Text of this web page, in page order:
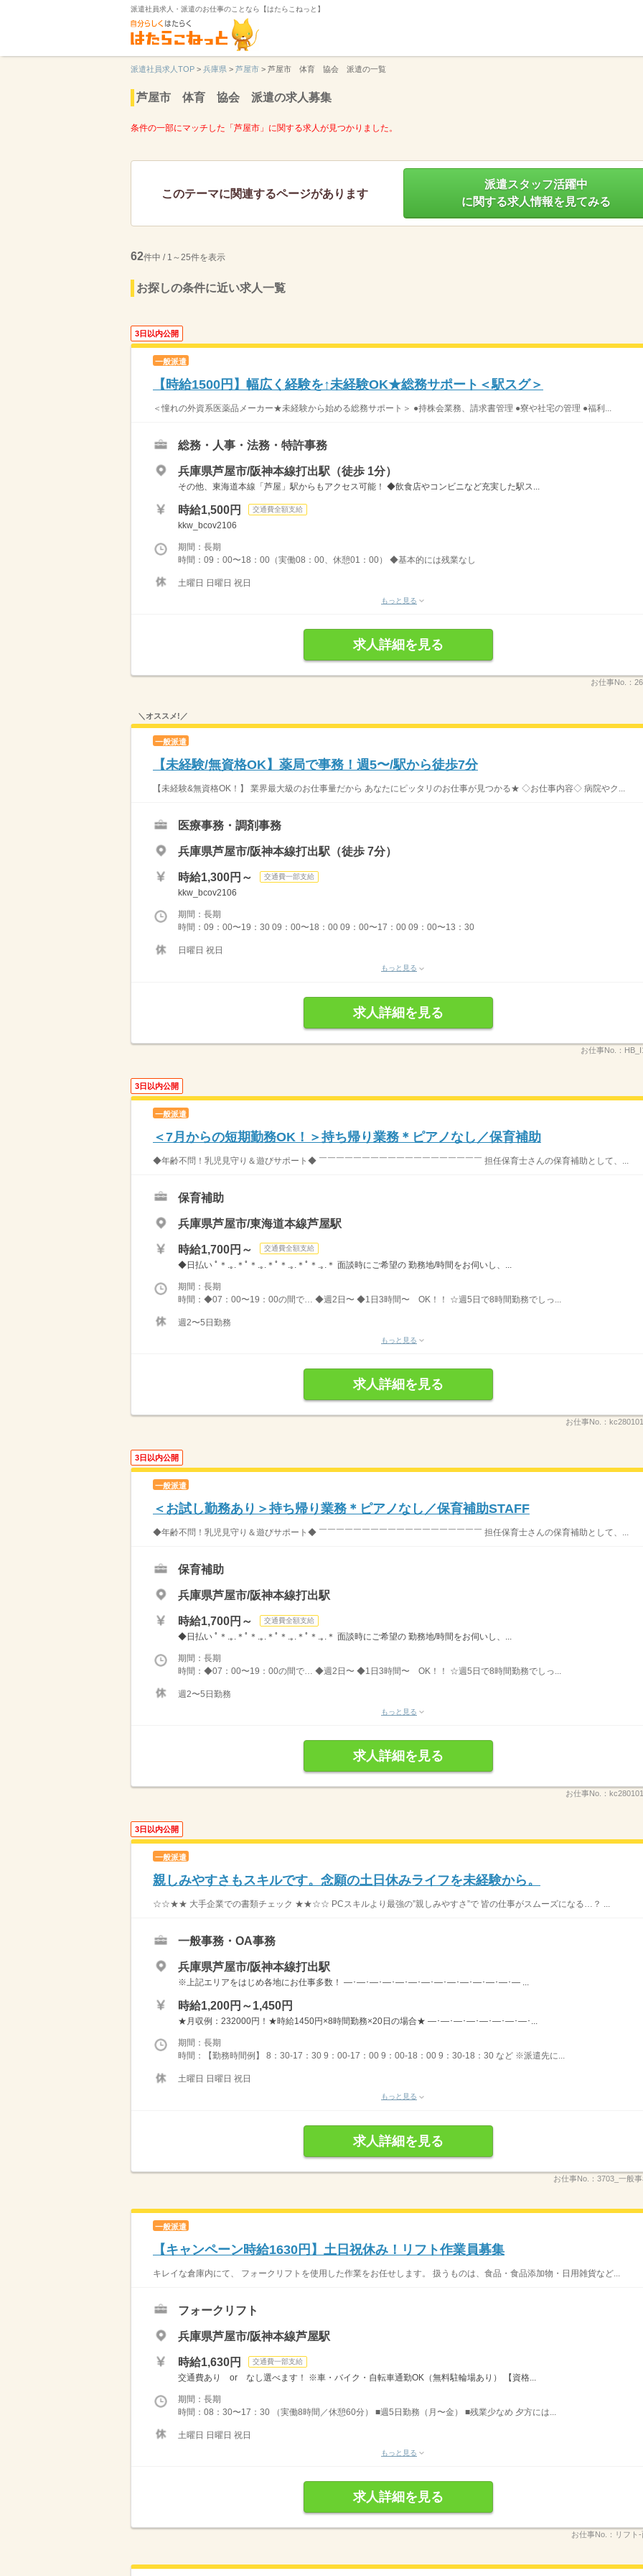
派遣社員求人・派遣のお仕事のことなら【はたらこねっと】
派遣社員求人TOP > 兵庫県 > 芦屋市 > 芦屋市 体育 協会 派遣の一覧
芦屋市 体育 協会 派遣の求人募集
条件の一部にマッチした「芦屋市」に関する求人が見つかりました。
このテーマに関連するページがあります
派遣スタッフ活躍中
に関する求人情報を見てみる
62件中 / 1～25件を表示
お探しの条件に近い求人一覧
3日以内公開
一般派遣
【時給1500円】幅広く経験を↑未経験OK★総務サポート＜駅スグ＞
＜憧れの外資系医薬品メーカー★未経験から始める総務サポート＞ ●持株会業務、請求書管理 ●寮や社宅の管理 ●福利...
総務・人事・法務・特許事務
兵庫県芦屋市/阪神本線打出駅（徒歩 1分）
その他、東海道本線「芦屋」駅からもアクセス可能！ ◆飲食店やコンビニなど充実した駅ス...
時給1,500円 交通費全額支給
kkw_bcov2106
期間：長期
時間：09：00〜18：00（実働08：00、休憩01：00） ◆基本的には残業なし
土曜日 日曜日 祝日
もっと見る
求人詳細を見る
お仕事No.：
＼オススメ!／
一般派遣
【未経験/無資格OK】薬局で事務！週5〜/駅から徒歩7分
【未経験&無資格OK！】 業界最大級のお仕事量だから あなたにピッタリのお仕事が見つかる★ ◇お仕事内容◇ 病院やク...
医療事務・調剤事務
兵庫県芦屋市/阪神本線打出駅（徒歩 7分）
時給1,300円～ 交通費一部支給
kkw_bcov2106
期間：長期
時間：09：00〜19：30 09：00〜18：00 09：00〜17：00 09：00〜13：30
日曜日 祝日
もっと見る
求人詳細を見る
お仕事No.：
3日以内公開
一般派遣
＜7月からの短期勤務OK！＞持ち帰り業務＊ピアノなし／保育補助
◆年齢不問！乳児見守り＆遊びサポート◆ ￣￣￣￣￣￣￣￣￣￣￣￣￣￣￣￣￣￣￣ 担任保育士さんの保育補助として、...
保育補助
兵庫県芦屋市/東海道本線芦屋駅
時給1,700円～ 交通費全額支給
◆日払い ﾟ＊.｡.＊ﾟ＊.｡.＊ﾟ＊.｡.＊ﾟ＊.｡.＊ 面談時にご希望の 勤務地/時間をお伺いし、...
期間：長期
時間：◆07：00〜19：00の間で… ◆週2日〜 ◆1日3時間〜 OK！！ ☆週5日で8時間勤務でしっ...
週2〜5日勤務
もっと見る
求人詳細を見る
お仕事No.：
3日以内公開
一般派遣
＜お試し勤務あり＞持ち帰り業務＊ピアノなし／保育補助STAFF
◆年齢不問！乳児見守り＆遊びサポート◆ ￣￣￣￣￣￣￣￣￣￣￣￣￣￣￣￣￣￣￣ 担任保育士さんの保育補助として、...
保育補助
兵庫県芦屋市/阪神本線打出駅
時給1,700円～ 交通費全額支給
◆日払い ﾟ＊.｡.＊ﾟ＊.｡.＊ﾟ＊.｡.＊ﾟ＊.｡.＊ 面談時にご希望の 勤務地/時間をお伺いし、...
期間：長期
時間：◆07：00〜19：00の間で… ◆週2日〜 ◆1日3時間〜 OK！！ ☆週5日で8時間勤務でしっ...
週2〜5日勤務
もっと見る
求人詳細を見る
お仕事No.：
3日以内公開
一般派遣
親しみやすさもスキルです。念願の土日休みライフを未経験から。
☆☆★★ 大手企業での書類チェック ★★☆☆ PCスキルより最強の”親しみやすさ”で 皆の仕事がスムーズになる…？ ...
一般事務・OA事務
兵庫県芦屋市/阪神本線打出駅
※上記エリアをはじめ各地にお仕事多数！ ―･―･―･―･―･―･―･―･―･―･―･―･―･― ...
時給1,200円～1,450円
★月収例：232000円！★時給1450円×8時間勤務×20日の場合★ ―･―･―･―･―･―･―･―･...
期間：長期
時間：【勤務時間例】 8：30-17：30 9：00-17：00 9：00-18：00 9：30-18：30 など ※派遣先に...
土曜日 日曜日 祝日
もっと見る
求人詳細を見る
お仕事No.： 3703_一般
一般派遣
【キャンペーン時給1630円】土日祝休み！リフト作業員募集
キレイな倉庫内にて、 フォークリフトを使用した作業をお任せします。 扱うものは、食品・食品添加物・日用雑貨など...
フォークリフト
兵庫県芦屋市/阪神本線芦屋駅
時給1,630円 交通費一部支給
交通費あり or なし選べます！ ※車・バイク・自転車通勤OK（無料駐輪場あり） 【資格...
期間：長期
時間：08：30〜17：30 （実働8時間／休憩60分） ■週5日勤務（月〜金） ■残業少なめ 夕方には...
土曜日 日曜日 祝日
もっと見る
求人詳細を見る
お仕事No.： リフト